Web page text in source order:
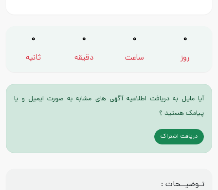
0
روز
0
ساعت
0
دقیقه
0
ثانیه
آیا مایل به دریافت اطلاعیه آگهی های مشابه به صورت ایمیل و یا
پیامک هستید ؟
دریافت اشتراک
تـوضیــحات :